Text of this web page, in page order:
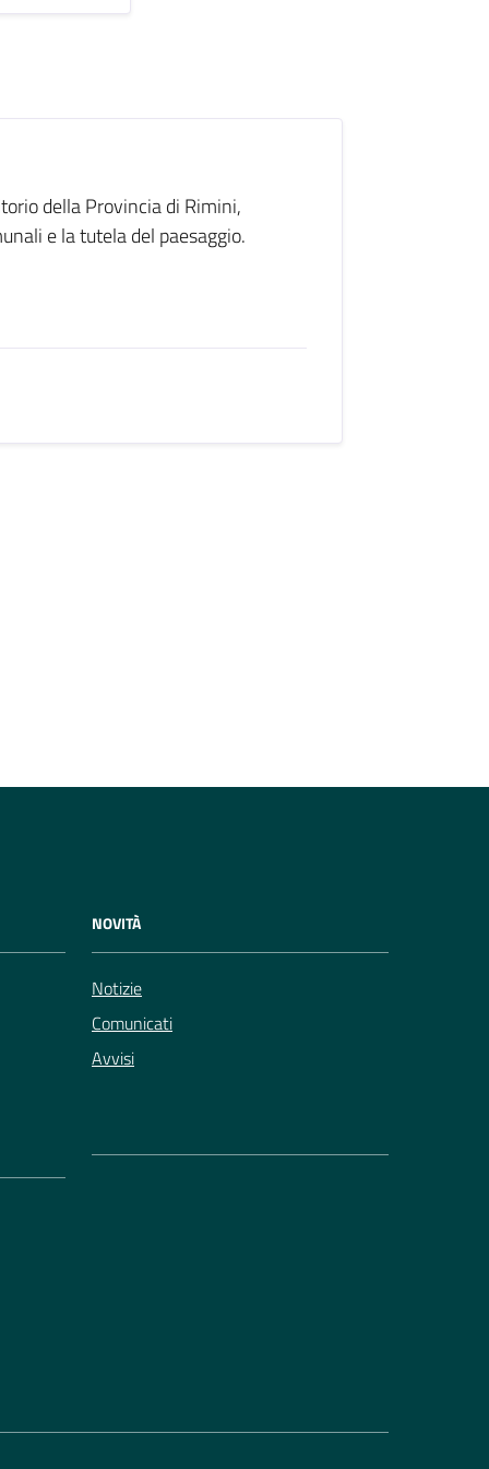
della Provincia di Rimini,
e la tutela del paesaggio.
NOVITÀ
Notizie
Comunicati
Avvisi